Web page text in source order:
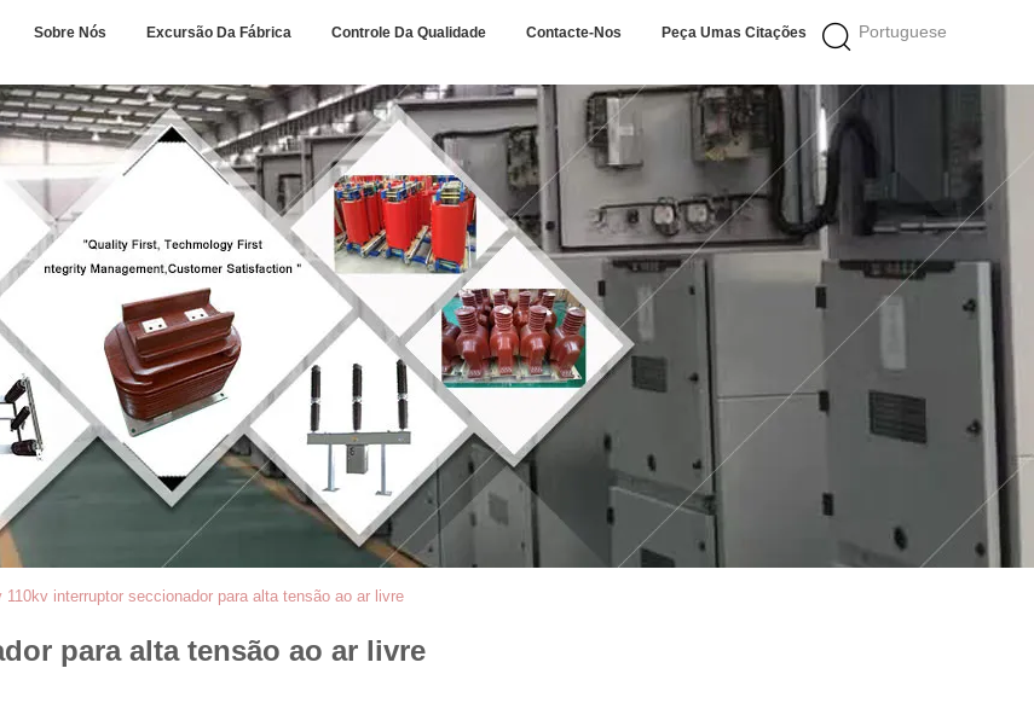
Portuguese
Sobre Nós Excursão Da Fábrica Controle Da Qualidade Contacte-Nos Peça Umas Citações
110kv interruptor seccionador para alta tensão ao ar livre
para alta tensão ao ar livre